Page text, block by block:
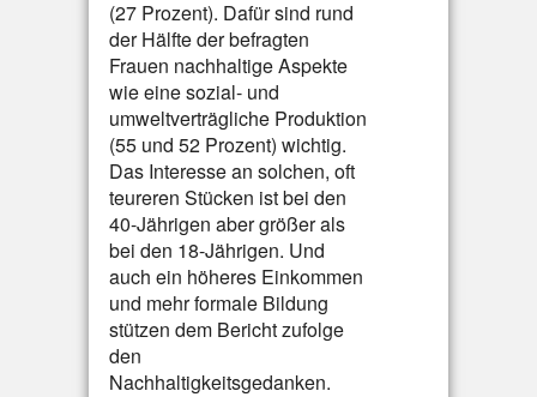
(27 Prozent). Dafür sind rund
der Hälfte der befragten
Frauen nachhaltige Aspekte
wie eine sozial- und
umweltverträgliche Produktion
(55 und 52 Prozent) wichtig.
Das Interesse an solchen, oft
teureren Stücken ist bei den
40-Jährigen aber größer als
bei den 18-Jährigen. Und
auch ein höheres Einkommen
und mehr formale Bildung
stützen dem Bericht zufolge
den
Nachhaltigkeitsgedanken.